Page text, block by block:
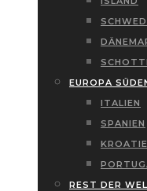
EUROPA
ITALIEN
SPANIEN
REST DER